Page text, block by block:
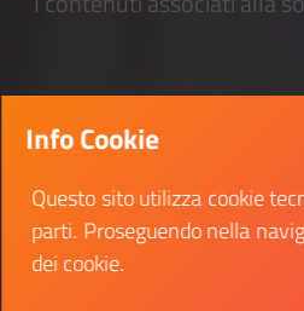
Info Cookie
Questo sito utilizza cookie
parti. Proseguendo nella
dei cookie.